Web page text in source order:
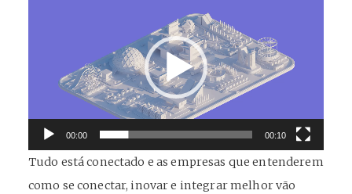
00:00 00:10
Tudo está conectado e as empresas que entenderem
como se conectar, inovar e integrar melhor vão